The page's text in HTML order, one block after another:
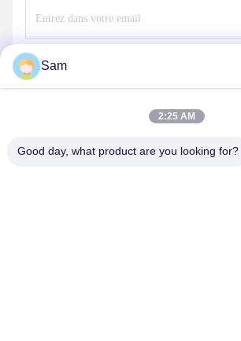
Sam
2:25 AM
Good day, what product are you looking for?